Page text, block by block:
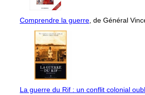
Comprendre la guerre , de Général
La guerre du Rif : un conflit colonial